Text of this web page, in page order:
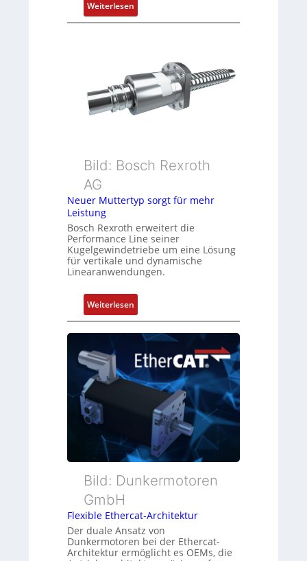
i
n
s
m
u
u
d
Z
u
t
n
s
ü
b
c
u
Weiterlesen
D
g
e
b
o
i
i
e
r
P
s
t
i
o
s
u
u
n
d
Bild: Bosch Rexroth
AG
Neuer Muttertyp sorgt für mehr
Leistung
Bosch Rexroth erweitert die
Performance Line seiner
Kugelgewindetriebe um eine Lösung
für vertikale und dynamische
Linearanwendungen.
Weiterlesen
N
e
e
r
e
r
t
s
o
r
Bild: Dunkermotoren
GmbH
Flexible Ethercat-Architektur
Der duale Ansatz von
Dunkermotoren bei der Ethercat-
Architektur ermöglicht es OEMs, die